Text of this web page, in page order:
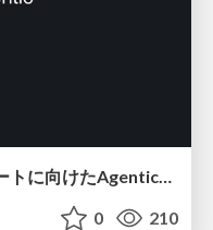
LLMリーダーボードアップデートに向けたAgentic Math_SWEのトレースについて
0 210